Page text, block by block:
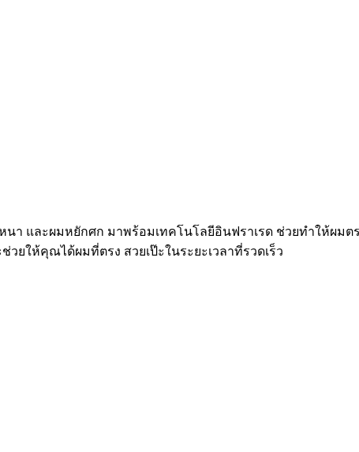
มหนา และผมหยักศก มาพร้อมเทคโนโลยีอินฟราเรด ช่วยทำให้ผม
ยให้คุณได้ผมที่ตรง สวยเป๊ะในระยะเวลาที่รวดเร็ว